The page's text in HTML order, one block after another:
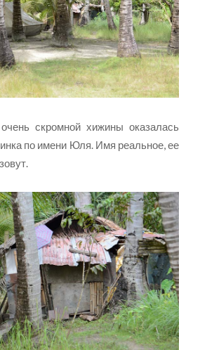
скромной хижины оказалась
по имени Юля. Имя реальное, ее